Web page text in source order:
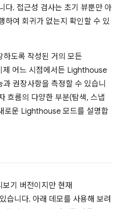
다. 접근성 검사는 초기 뷰뿐만 아
하여 회귀가 없는지 확인할 수 있
도록 작성된 거의 모든
어느 시점에서든 Lighthouse
권장사항을 측정할 수 있습니
흐름의 다양한 부분(탐색, 스냅
로운 Lighthouse 모드를 설명합
기 버전이지만 현재
습니다. 아래 데모를 사용해 보려